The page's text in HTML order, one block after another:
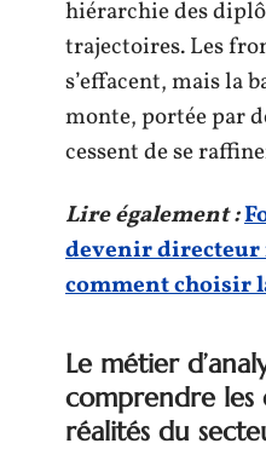
hiérarchie des
trajectoires. Les
s’effacent, mais la
monte, portée par
cessent de se
Lire également :
devenir
comment choisir
Le métier
comprendre les
réalités du